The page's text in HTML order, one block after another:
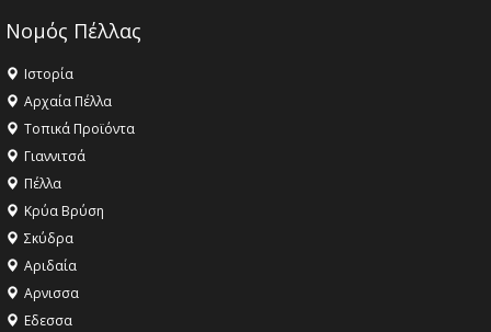
Νομός Πέλλας
Ιστορία
Αρχαία Πέλλα
Τοπικά Προϊόντα
Γιαννιτσά
Πέλλα
Κρύα Βρύση
Σκύδρα
Αριδαία
Aρνισσα
Eδεσσα